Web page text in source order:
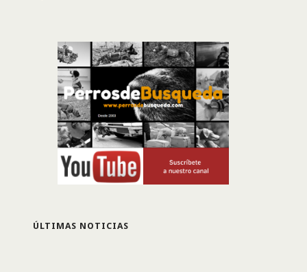
ÚLTIMAS NOTICIAS